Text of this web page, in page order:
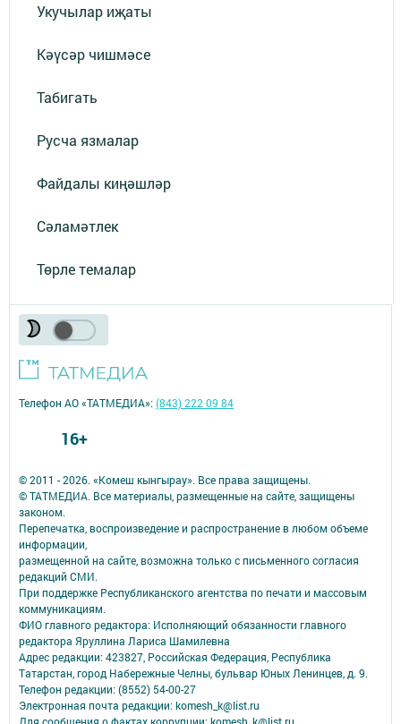
Укучылар иҗаты
Кәүсәр чишмәсе
Табигать
Русча язмалар
Файдалы киңәшләр
Сәламәтлек
Төрле темалар
© 2011 - 2026. «Комеш кынгырау». Все права защищены.
© ТАТМЕДИА. Все материалы, размещенные на сайте, защищены
законом.
Перепечатка, воспроизведение и распространение в любом объеме
информации,
размещенной на сайте, возможна только с письменного согласия
редакций СМИ.
При поддержке Республиканского агентства по печати и массовым
коммуникациям.
ФИО главного редактора: Исполняющий обязанности главного
редактора Яруллина Лариса Шамилевна
Адрес редакции: 423827, Российская Федерация, Республика
Татарстан, город Набережные Челны, бульвар Юных Ленинцев, д. 9.
Телефон редакции: (8552) 54-00-27
Электронная почта редакции: komesh_k@list.ru
Телефон АО «ТАТМЕДИА»:(843) 222 09 84
16+